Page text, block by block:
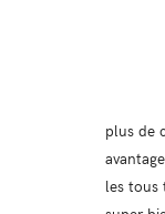
plus de
les tous